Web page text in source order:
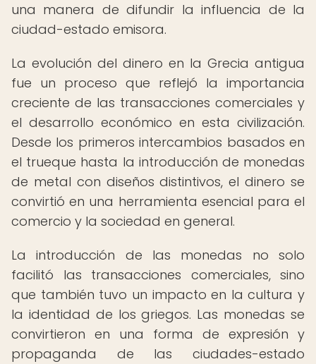
una manera de difundir la influencia de la
ciudad-estado emisora.
La evolución del dinero en la Grecia antigua
fue un proceso que reflejó la importancia
creciente de las transacciones comerciales y
el desarrollo económico en esta civilización.
Desde los primeros intercambios basados en
el trueque hasta la introducción de monedas
de metal con diseños distintivos, el dinero se
convirtió en una herramienta esencial para el
comercio y la sociedad en general.
La introducción de las monedas no solo
facilitó las transacciones comerciales, sino
que también tuvo un impacto en la cultura y
la identidad de los griegos. Las monedas se
convirtieron en una forma de expresión y
propaganda de las ciudades-estado